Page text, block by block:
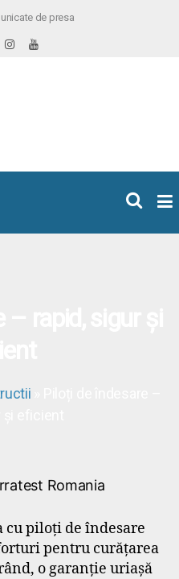
de presa
piloți de îndesare
pentru curățarea
o garanție uriașă